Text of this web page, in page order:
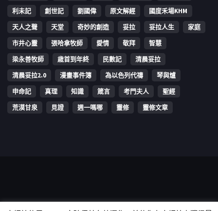
利未記
創世記 劉國偉 原文解經
國度禾場KHM
天人之聲
天堂 奇妙的創造 妥拉 妥拉人生
家庭
市井心靈
張哈拿牧師 愛情 敬拜
智慧
梁永善牧師
歳首到年終 民數記
清晨妥拉
清晨妥拉2.0
漫畫事件簿 為以色列代禱
琴與爐
申命記
真理 知識 箴言 考門夫人
聖經
荒漠甘泉
見證 週一嗎哪 靈修 靈修文章